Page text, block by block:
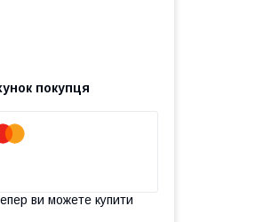
покупця
ви можете купити